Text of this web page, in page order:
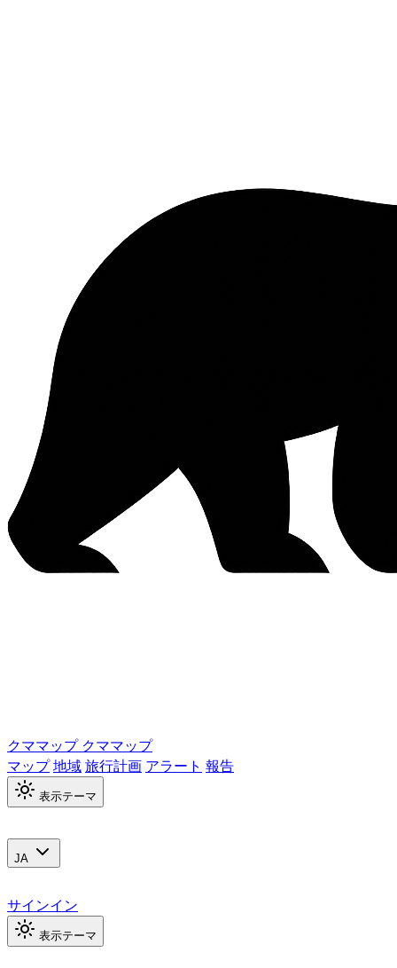
クママップ クママップ
マップ地域旅行計画 アラート 報告
表示テーマ
JA
サインイン
表示テーマ